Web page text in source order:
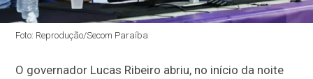
Foto: Reprodução/Secom Paraíba
O governador Lucas Ribeiro abriu, no início da noite